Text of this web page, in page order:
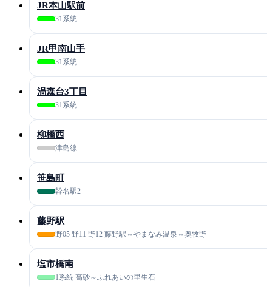
JR本山駅前
31系統
JR甲南山手
31系統
渦森台3丁目
31系統
柳橋西
津島線
笹島町
幹名駅2
藤野駅
野05 野11 野12 藤野駅⇔やまなみ温泉⇔奥牧野
塩市橋南
1系統 高砂～ふれあいの里生石